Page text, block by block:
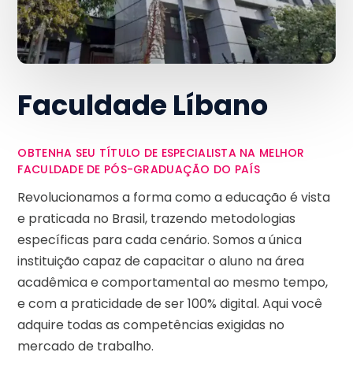
Faculdade Líbano
OBTENHA SEU TÍTULO DE ESPECIALISTA NA MELHOR
FACULDADE DE PÓS-GRADUAÇÃO DO PAÍS
Revolucionamos a forma como a educação é vista
e praticada no Brasil, trazendo metodologias
específicas para cada cenário. Somos a única
instituição capaz de capacitar o aluno na área
acadêmica e comportamental ao mesmo tempo,
e com a praticidade de ser 100% digital. Aqui você
adquire todas as competências exigidas no
mercado de trabalho.